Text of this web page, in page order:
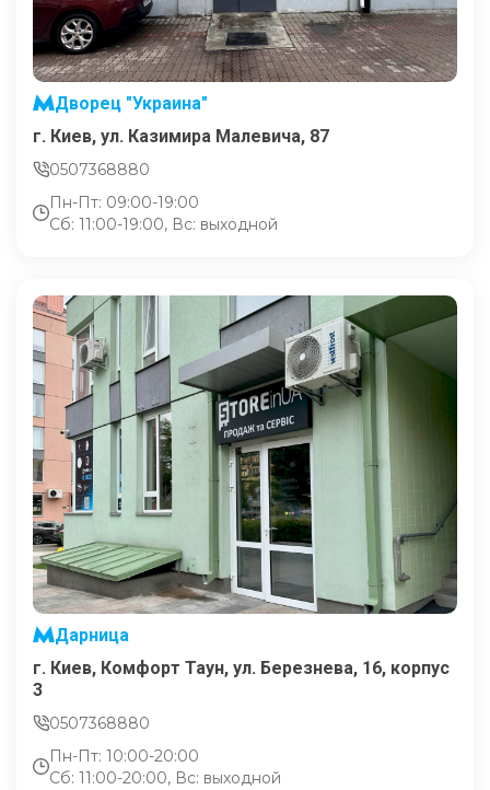
Дворец "Украина"
г. Киев, ул. Казимира Малевича, 87
0507368880
Пн-Пт: 09:00-19:00
Сб: 11:00-19:00, Вс: выходной
Дарница
г. Киев, Комфорт Таун, ул. Березнева, 16, корпус
3
0507368880
Пн-Пт: 10:00-20:00
Сб: 11:00-20:00, Вс: выходной